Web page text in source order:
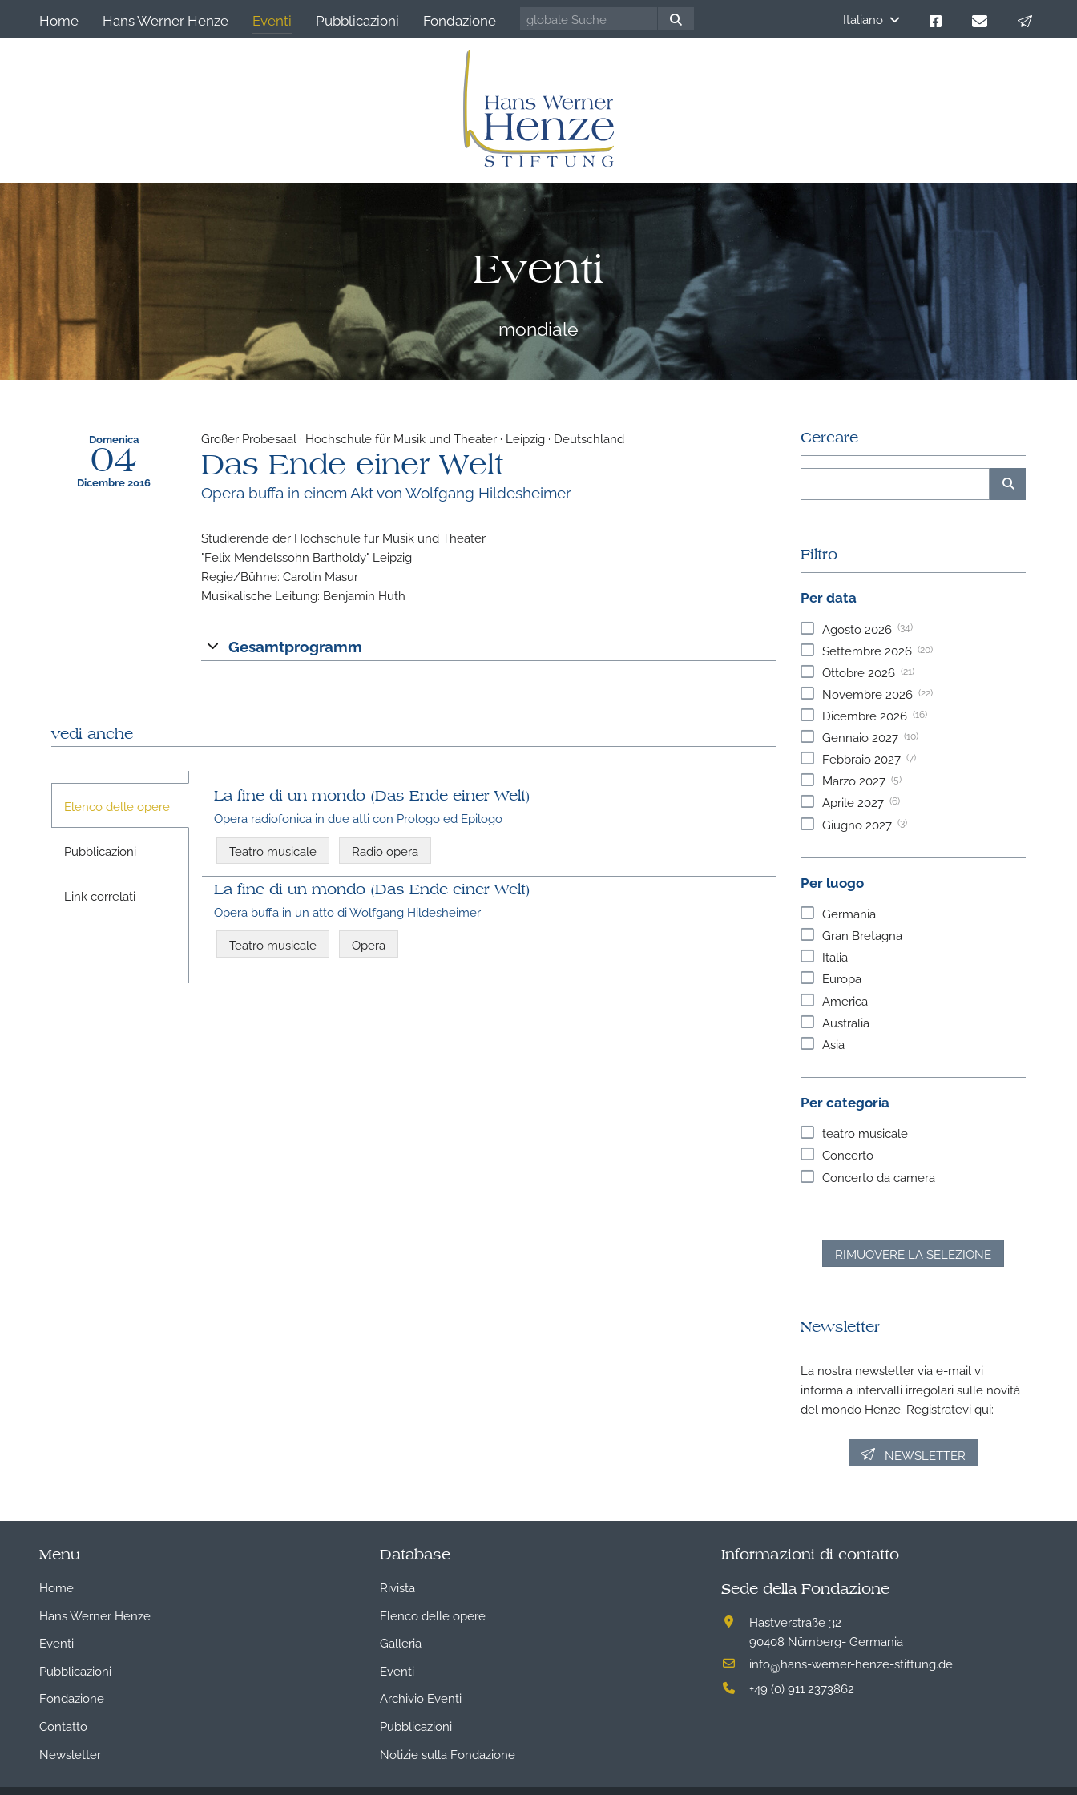
Home Hans Werner Henze Eventi Pubblicazioni Fondazione Italiano
Eventi
mondiale
Domenica
04
Dicembre 2016
Großer Probesaal · Hochschule für Musik und Theater · Leipzig · Deutschland
Das Ende einer Welt
Opera buffa in einem Akt von Wolfgang Hildesheimer
Studierende der Hochschule für Musik und Theater
"Felix Mendelssohn Bartholdy" Leipzig
Regie/Bühne: Carolin Masur
Musikalische Leitung: Benjamin Huth
Gesamtprogramm
vedi anche
Elenco delle opere
Pubblicazioni
Link correlati
La fine di un mondo (Das Ende einer Welt)
Opera radiofonica in due atti con Prologo ed Epilogo
Teatro musicale Radio opera
La fine di un mondo (Das Ende einer Welt)
Opera buffa in un atto di Wolfgang Hildesheimer
Teatro musicale Opera
Cercare
Filtro
Per data
Agosto 2026 (34)
Settembre 2026 (20)
Ottobre 2026 (21)
Novembre 2026 (22)
Dicembre 2026 (16)
Gennaio 2027 (10)
Febbraio 2027 (7)
Marzo 2027 (5)
Aprile 2027 (6)
Giugno 2027 (3)
Per luogo
Germania
Gran Bretagna
Italia
Europa
America
Australia
Asia
Per categoria
teatro musicale
Concerto
Concerto da camera
RIMUOVERE LA SELEZIONE
Newsletter
La nostra newsletter via e-mail vi
informa a intervalli irregolari sulle novità
del mondo Henze. Registratevi qui:
NEWSLETTER
Menu
Home
Hans Werner Henze
Eventi
Pubblicazioni
Fondazione
Contatto
Newsletter
Database
Rivista
Elenco delle opere
Galleria
Eventi
Archivio Eventi
Pubblicazioni
Notizie sulla Fondazione
Informazioni di contatto
Sede della Fondazione
Hastverstraße 32
90408 Nürnberg- Germania
info@hans-werner-henze-stiftung.de
+49 (0) 911 2373862